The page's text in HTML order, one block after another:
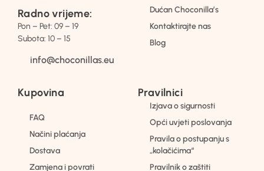
Radno vrijeme:
Pon – Pet: 09 – 19
Subota: 10 – 15
info@choconillas.eu
Dućan Choconilla’s
Kontaktirajte nas
Blog
Kupovina
FAQ
Načini plaćanja
Dostava
Zamjena i povrati
Pravilnici
Izjava o sigurnosti
Opći uvjeti poslovanja
Pravila o postupanju s
„kolačićima“
Pravilnik o zaštiti